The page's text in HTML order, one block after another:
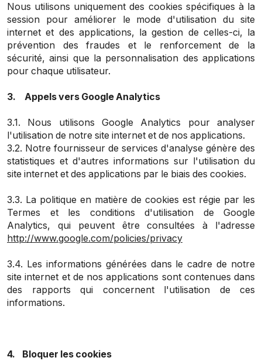
Nous utilisons uniquement des cookies spécifiques à la
session pour améliorer le mode d'utilisation du site
internet et des applications, la gestion de celles-ci, la
prévention des fraudes et le renforcement de la
sécurité, ainsi que la personnalisation des applications
pour chaque utilisateur.
3. Appels vers Google Analytics
3.1. Nous utilisons Google Analytics pour analyser
l'utilisation de notre site internet et de nos applications.
3.2. Notre fournisseur de services d'analyse génère des
statistiques et d'autres informations sur l'utilisation du
site internet et des applications par le biais des cookies.
3.3. La politique en matière de cookies est régie par les
Termes et les conditions d'utilisation de Google
Analytics, qui peuvent être consultées à l'adresse
http://www.google.com/policies/privacy
3.4. Les informations générées dans le cadre de notre
site internet et de nos applications sont contenues dans
des rapports qui concernent l'utilisation de ces
informations.
4. Bloquer les cookies